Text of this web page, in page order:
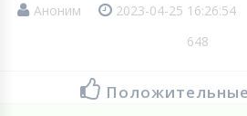
Аноним 2023-04-25 16:26:54
648